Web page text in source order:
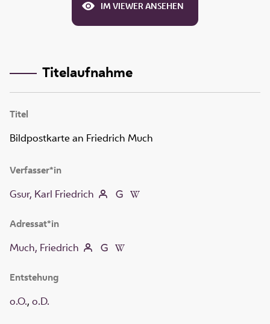
IM VIEWER ANSEHEN
Titelaufnahme
Titel
Bildpostkarte an Friedrich Much
Verfasser*in
Gsur, Karl Friedrich
Adressat*in
Much, Friedrich
Entstehung
o.O., o.D.